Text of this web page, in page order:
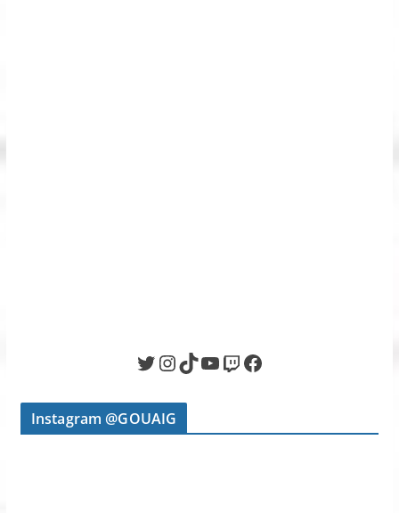
Twitter InstagramTikTok YouTube Twitch Facebook
Instagram @GOUAIG